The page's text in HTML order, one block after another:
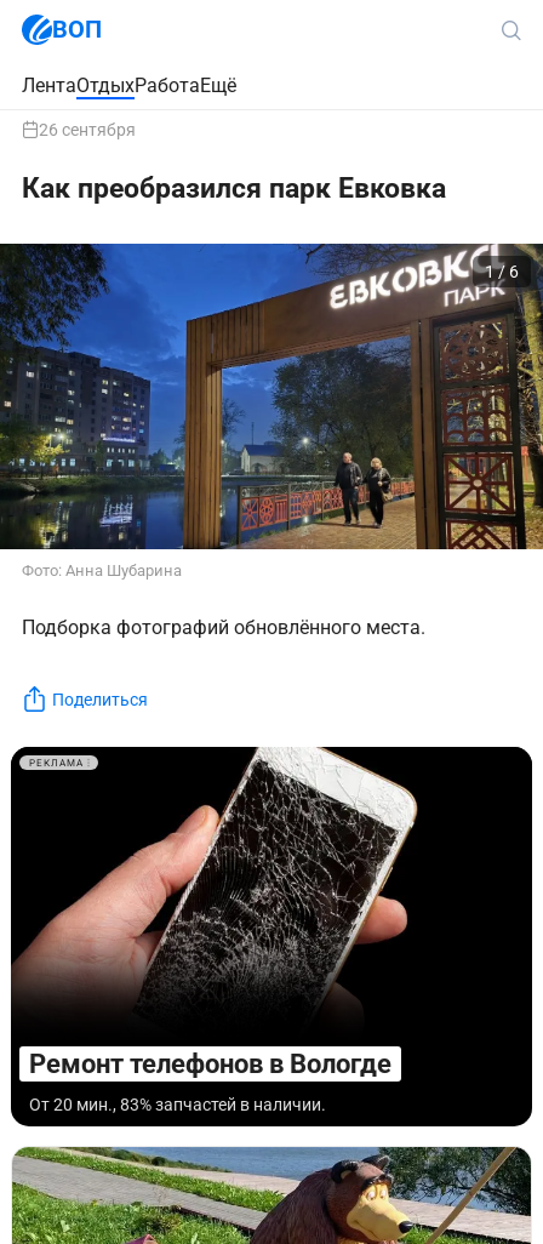
ВОП
ЛентаОтдыхРаботаЕщё
26 сентября
Как преобразился парк Евковка
Фото: Анна Шубарина
1 / 6
Подборка фотографий обновлённого места.
Поделиться
РЕКЛАМА
Ремонт телефонов в Вологде
От 20 мин., 83% запчастей в наличии.